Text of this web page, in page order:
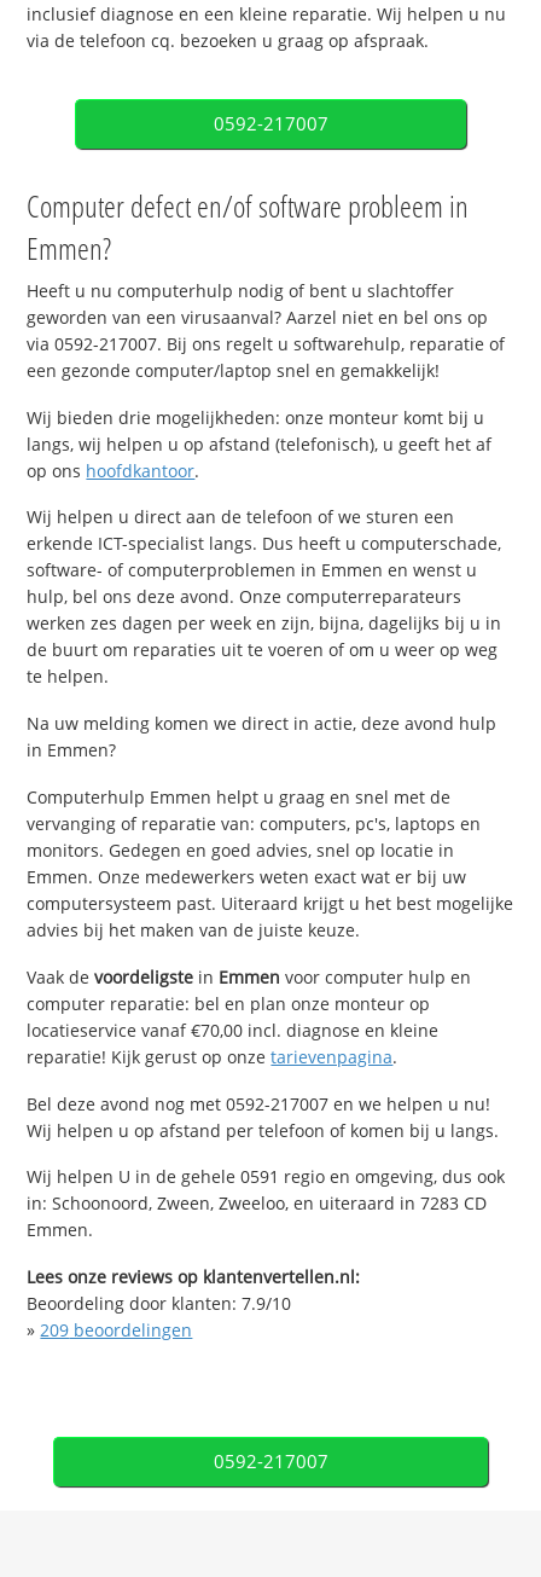
inclusief diagnose en een kleine reparatie. Wij helpen u nu
via de telefoon cq. bezoeken u graag op afspraak.
0592-217007
Computer defect en/of software probleem in
Emmen?
Heeft u nu computerhulp nodig of bent u slachtoffer
geworden van een virusaanval? Aarzel niet en bel ons op
via 0592-217007. Bij ons regelt u softwarehulp, reparatie of
een gezonde computer/laptop snel en gemakkelijk!
Wij bieden drie mogelijkheden: onze monteur komt bij u
langs, wij helpen u op afstand (telefonisch), u geeft het af
op ons hoofdkantoor.
Wij helpen u direct aan de telefoon of we sturen een
erkende ICT-specialist langs. Dus heeft u computerschade,
software- of computerproblemen in Emmen en wenst u
hulp, bel ons deze avond. Onze computerreparateurs
werken zes dagen per week en zijn, bijna, dagelijks bij u in
de buurt om reparaties uit te voeren of om u weer op weg
te helpen.
Na uw melding komen we direct in actie, deze avond hulp
in Emmen?
Computerhulp Emmen helpt u graag en snel met de
vervanging of reparatie van: computers, pc's, laptops en
monitors. Gedegen en goed advies, snel op locatie in
Emmen. Onze medewerkers weten exact wat er bij uw
computersysteem past. Uiteraard krijgt u het best mogelijke
advies bij het maken van de juiste keuze.
Vaak devoordeligste in Emmen voor computer hulp en
computer reparatie: bel en plan onze monteur op
locatieservice vanaf €70,00 incl. diagnose en kleine
reparatie! Kijk gerust op onzetarievenpagina.
Bel deze avond nog met 0592-217007 en we helpen u nu!
Wij helpen u op afstand per telefoon of komen bij u langs.
Wij helpen U in de gehele 0591 regio en omgeving, dus ook
in: Schoonoord, Zween, Zweeloo, en uiteraard in 7283 CD
Emmen.
Lees onze reviews op klantenvertellen.nl:
Beoordeling door klanten:7.9/10
»209 beoordelingen
0592-217007